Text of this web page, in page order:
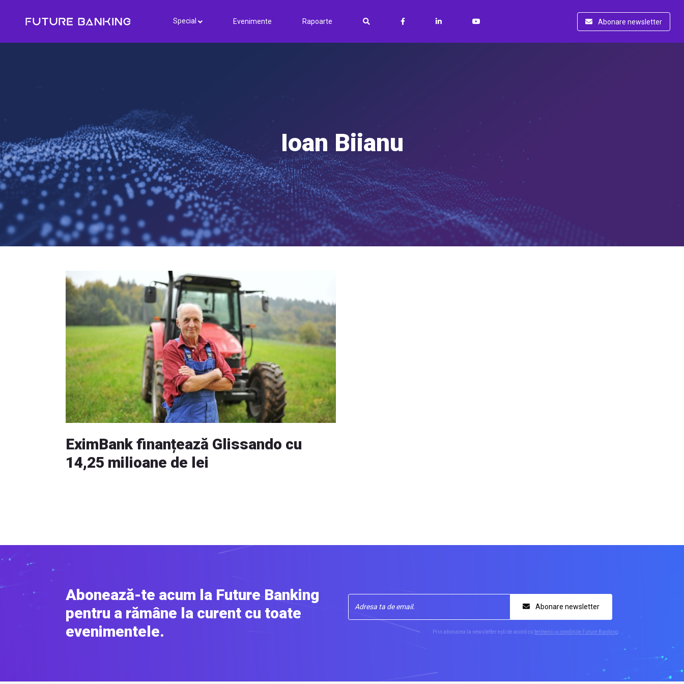
Special Evenimente Rapoarte Abonare newsletter
Ioan Biianu
EximBank finanțează Glissando cu
14,25 milioane de lei
Abonează-te acum la Future Banking
pentru a rămâne la curent cu toate
evenimentele.
Abonare newsletter
Prin abonarea la newsletter ești de acord cu termenii și condițiile Future Banking